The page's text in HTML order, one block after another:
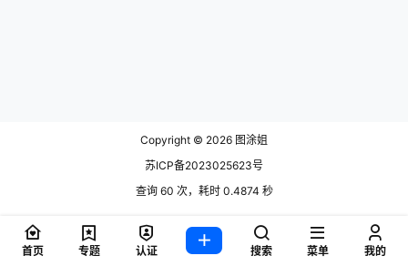
Copyright © 2026 图涂姐
苏ICP备2023025623号
查询 60 次，耗时 0.4874 秒
首页 专题 认证 搜索 菜单 我的